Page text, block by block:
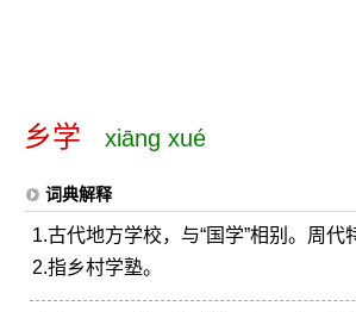
乡学 xiāng xué
词典解释
1.古代地方学校，与“国学”相别。周
2.指乡村学塾。